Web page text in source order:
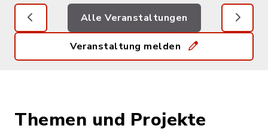
Alle Veranstaltungen
Veranstaltung melden
Themen und Projekte